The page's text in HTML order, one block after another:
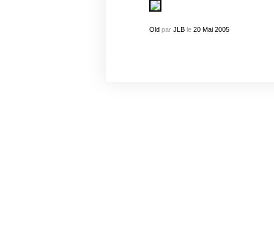
Oldpar JLBle 20 Mai 2005